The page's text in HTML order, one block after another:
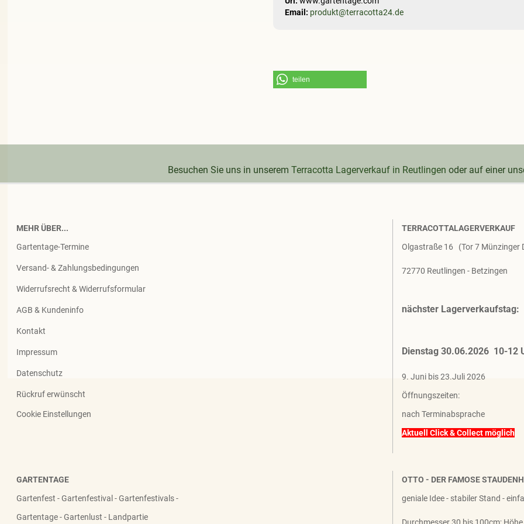
Email: produkt@terracotta24.de
teilen
Besuchen Sie uns in unseremTerracotta Lagerverkauf in Reutlingen oder auf einer
MEHR ÜBER...
Gartentage-Termine
Versand- & Zahlungsbedingungen
Widerrufsrecht & Widerrufsformular
AGB & Kundeninfo
Kontakt
Impressum
Datenschutz
Rückruf erwünscht
Cookie Einstellungen
TERRACOTTALAGERVERKAUF
Olgastraße 16 (Tor 7 Münzinger
72770 Reutlingen - Betzingen
nächster Lagerverkaufstag:
Dienstag 30.06.2026 10-12
9. Juni bis 23.Juli 2026
Öffnungszeiten:
nach Terminabsprache
Aktuell Click & Collect möglich
GARTENTAGE
Gartenfest - Gartenfestival - Gartenfestivals -
Gartentage - Gartenlust - Landpartie
OTTO - DER FAMOSE
geniale Idee - stabiler Stand -